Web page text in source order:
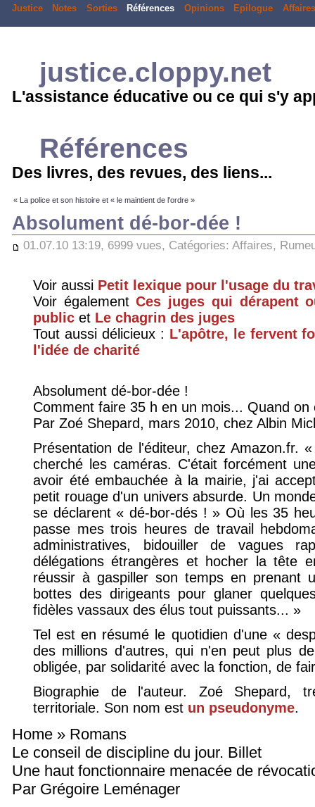
Justice Notes Sorties Références Opinions Epilogue Affaires
justice.cloppy.net
L'assistance éducative ou ce qui s'y
Références
Des livres, des revues, des liens...
« La police et son histoire et « le maintient de l'ordre »
Absolument dé-bor-dée !
01.07.10 13:19, 6999 vues, Catégories: Affaires,
Voir aussi Petit lexique pour l'usage du
Voir égalementCes juges qui dérapent
public et Le chagrin des juges
Tout aussi délicieux : L'apôtre, le fervent
l'idée de charité
Absolument dé-bor-dée !
Comment faire 35 h en un mois... Quand on
Par Zoé Shepard, mars 2010, chez Albin
Présentation de l'éditeur, chez Amazon.fr.
cherché les caméras. C'était forcément
avoir été embauchée à la mairie, j'ai
petit rouage d'un univers absurde. Un
se déclarent « dé-bor-dés ! » Où les 35
passe mes trois heures de travail
administratives, bidouiller de vagues
délégations étrangères et hocher la tête
réussir à gaspiller son temps en prenant
bottes des dirigeants pour glaner
fidèles vassaux des élus tout puissants... »
Tel est en résumé le quotidien d'une «
des millions d'autres, qui n'en peut plus
obligée, par solidarité avec la fonction, de
Biographie de l'auteur. Zoé Shepard,
territoriale. Son nom est un pseudonyme.
Home » Romans
Le conseil de discipline du jour. Billet
Une haut fonctionnaire menacée de
Par Grégoire Leménager